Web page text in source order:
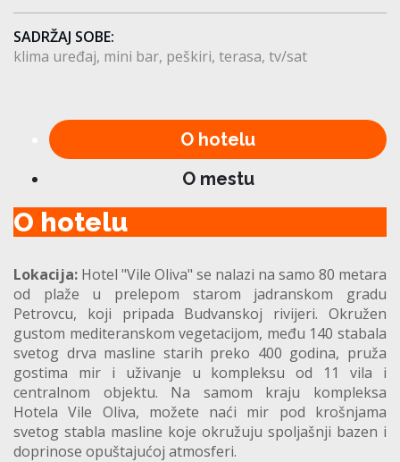
SADRŽAJ SOBE:
klima uređaj mini bar peškiri terasa tv/sat
O hotelu
O mestu
O hotelu
Lokacija: Hotel "Vile Oliva" se nalazi na samo 80 metara
od plaže u prelepom starom jadranskom gradu
Petrovcu, koji pripada Budvanskoj rivijeri. Okružen
gustom mediteranskom vegetacijom, među 140 stabala
svetog drva masline starih preko 400 godina, pruža
gostima mir i uživanje u kompleksu od 11 vila i
centralnom objektu. Na samom kraju kompleksa
Hotela Vile Oliva, možete naći mir pod krošnjama
svetog stabla masline koje okružuju spoljašnji bazen i
doprinose opuštajućoj atmosferi.